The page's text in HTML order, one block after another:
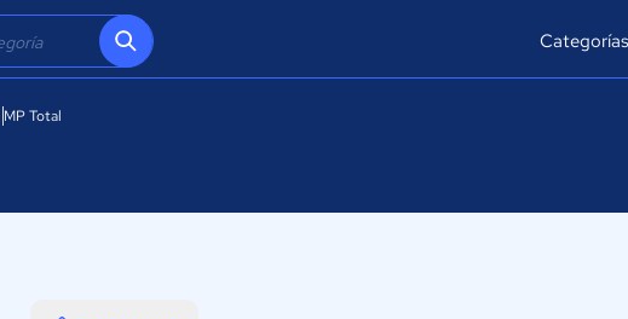
Categorías
MP Total